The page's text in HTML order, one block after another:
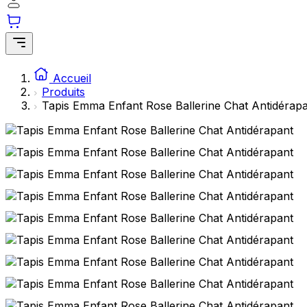
Accueil
Produits
Tapis Emma Enfant Rose Ballerine Chat